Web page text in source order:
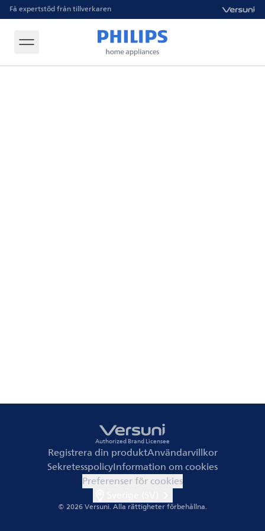
Få expertstöd från tillverkaren
Authorized Brand Licensee
Registrera din produktAnvändarvillkor
SekretesspolicyInformation om cookies
Preferenser för cookies
© 2026 Versuni.Alla rättigheter förbehållna.